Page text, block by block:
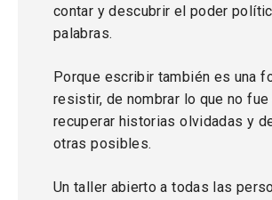
contar y descubrir el poder
palabras.
Porque escribir también es una
resistir, de nombrar lo que no fue
recuperar historias olvidadas y
otras posibles.
Un taller abierto a todas las